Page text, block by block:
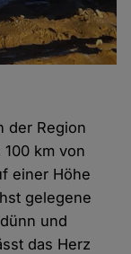
der Region
km von
einer Höhe
gelegene
und
das Herz